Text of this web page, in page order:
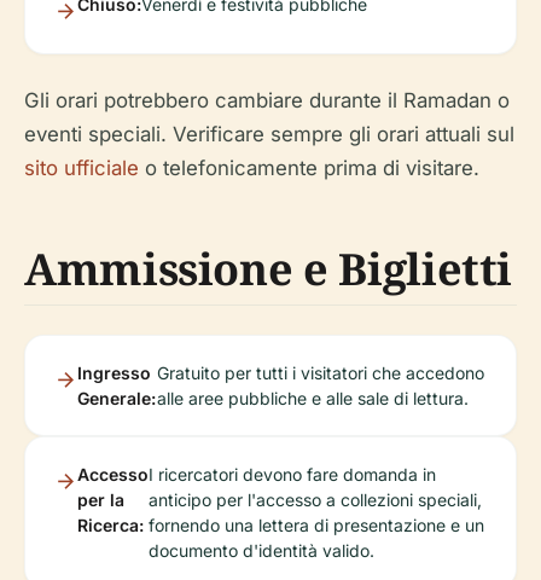
Gli orari potrebbero cambiare durante il Ramadan o
eventi speciali. Verificare sempre gli orari attuali sul
sito ufficiale o telefonicamente prima di visitare.
Ammissione e Biglietti
Ingresso
Generale:
Gratuito per tutti i visitatori che accedono
alle aree pubbliche e alle sale di lettura.
Accesso
per la
Ricerca:
I ricercatori devono fare domanda in
anticipo per l'accesso a collezioni speciali,
fornendo una lettera di presentazione e un
documento d'identità valido.